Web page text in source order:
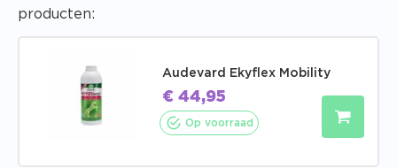
producten:
Audevard Ekyflex Mobility
€ 44,95
Op voorraad